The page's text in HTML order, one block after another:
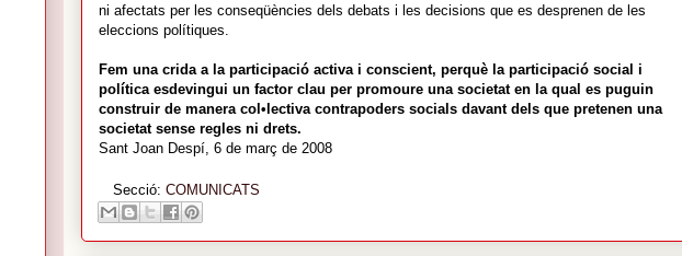
ni afectats per les conseqüències dels debats i les decisions que es desprenen de les
eleccions polítiques.
Fem una crida a la participació activa i conscient, perquè la participació social i
política esdevingui un factor clau per promoure una societat en la qual es puguin
construir de manera col•lectiva contrapoders socials davant dels que pretenen una
societat sense regles ni drets.
Sant Joan Despí, 6 de març de 2008
Secció: COMUNICATS